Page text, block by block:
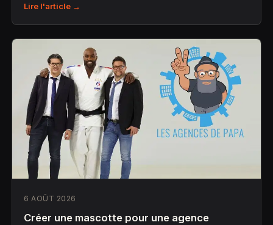
Lire l'article →
6 AOÛT 2026
Créer une mascotte pour une agence